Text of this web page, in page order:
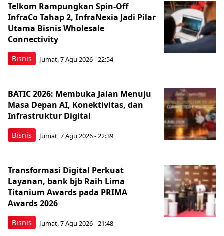
Bisnis
Telkom Rampungkan Spin-Off
InfraCo Tahap 2, InfraNexia Jadi Pilar
Utama Bisnis Wholesale
Connectivity
Jumat, 7 Agu 2026 - 22:54
Bisnis
BATIC 2026: Membuka Jalan Menuju
Masa Depan AI, Konektivitas, dan
Infrastruktur Digital
Jumat, 7 Agu 2026 - 22:39
Bisnis
Transformasi Digital Perkuat
Layanan, bank bjb Raih Lima
Titanium Awards pada PRIMA
Awards 2026
Jumat, 7 Agu 2026 - 21:48